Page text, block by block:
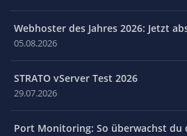
Webhoster des Jahres 2026: Jetzt
05.08.2026
STRATO vServer Test 2026
29.07.2026
Port Monitoring: So überwachst du